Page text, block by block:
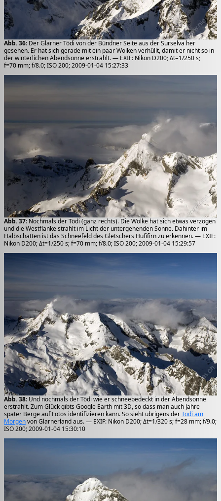
Abb. 36: Der Glarner Tödi von der Bündner Seite aus der Surselva her
gesehen. Er hat sich gerade mit ein paar Wolken verhüllt, damit er nicht so in
der winterlichen Abendsonne erstrahlt. — EXIF: Nikon D200; Δt=1/250 s;
f=70 mm; f/8.0; ISO 200; 2009-01-04 15:27:33
Abb. 37: Nochmals der Tödi (ganz rechts). Die Wolke hat sich etwas verzogen
und die Westflanke strahlt im Licht der untergehenden Sonne. Dahinter im
Halbschatten ist das Schneefeld des Gletschers Hüfifirn zu erkennen. — EXIF:
Nikon D200; Δt=1/250 s; f=70 mm; f/8.0; ISO 200; 2009-01-04 15:29:57
Abb. 38: Und nochmals der Tödi wie er schneebedeckt in der Abendsonne
erstrahlt. Zum Glück gibts Google Earth mit 3D, so dass man auch Jahre
später Berge auf Fotos identifizieren kann. So sieht übrigens derTödi am
Morgenvon Glarnerland aus. — EXIF: Nikon D200; Δt=1/320 s; f=28 mm; f/9.0;
ISO 200; 2009-01-04 15:30:10